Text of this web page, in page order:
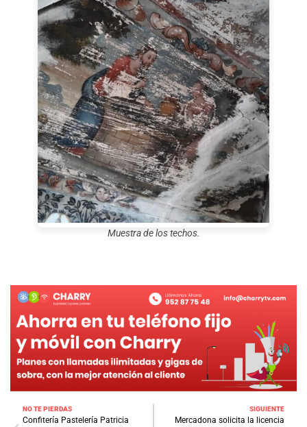
Muestra de los techos.
NO TE PIERDAS
Confitería Pastelería Patricia
SIGUIENTE
Mercadona solicita la licencia